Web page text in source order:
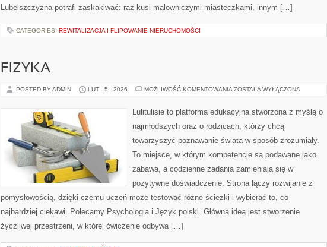
Lubelszczyzna potrafi zaskakiwać: raz kusi malowniczymi miasteczkami, innym […]
CATEGORIES: REWITALIZACJA I FLIPOWANIE NIERUCHOMOŚCI
FIZYKA
POSTED BY ADMIN LUT - 5 - 2026 MOŻLIWOŚĆ KOMENTOWANIA FIZYKA
ZOSTAŁA WYŁĄCZONA
Lulitulisie to platforma edukacyjna stworzona z myślą o
najmłodszych oraz o rodzicach, którzy chcą
towarzyszyć poznawanie świata w sposób zrozumiały.
To miejsce, w którym kompetencje są podawane jako
zabawa, a codzienne zadania zamieniają się w
pozytywne doświadczenie. Strona łączy rozwijanie z
pomysłowością, dzięki czemu uczeń może testować różne ścieżki i wybierać to, co
najbardziej ciekawi. Polecamy Psychologia i Język polski. Główną ideą jest stworzenie
życzliwej przestrzeni, w której ćwiczenie odbywa […]